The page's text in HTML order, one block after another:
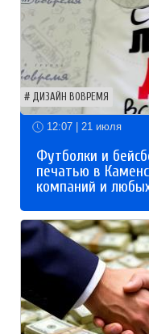
ДИЗАЙН ВОВРЕМЯ
12:07 | 21 июля
Футболки и
печатью в
компаний и